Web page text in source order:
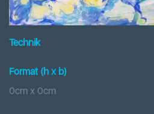
Technik
Format (h x b)
0cm x 0cm